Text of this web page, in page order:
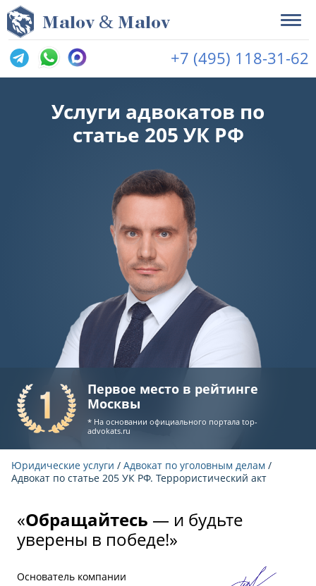
Malov & Malov
+7 (495) 118-31-62
Услуги адвокатов по
статье 205 УК РФ
Первое место в рейтинге
Москвы
* На основании официального порталаtop-
advokats.ru
Юридические услуги / Адвокат по уголовным делам /
Адвокат по статье 205 УК РФ. Террористический акт
«Обращайтесь — и будьте
уверены в победе!»
Основатель компании